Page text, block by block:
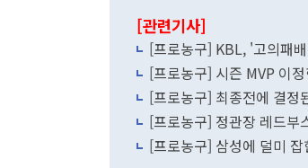
[관련기사]
[프로농구] KBL, '고의패
[프로농구] 시즌 MVP 이
[프로농구] 최종전에 결정
[프로농구] 정관장 레드부
[프로농구] 삼성에 덜미